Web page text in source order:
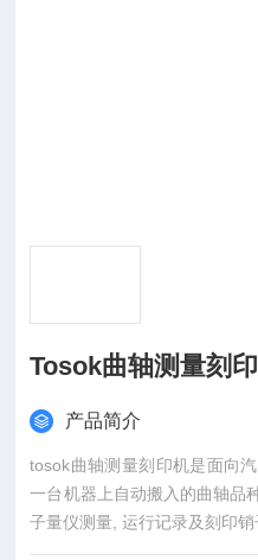
Tosok曲轴测量刻
产品简介
tosok曲轴测量刻印机是面向
一台机器上自动搬入的曲轴品
子量仪测量, 运行记录及刻印